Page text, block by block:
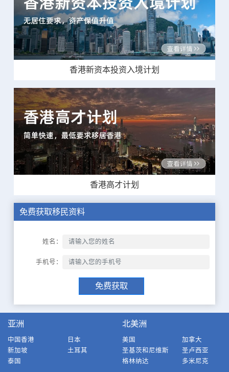
香港新资本投资入境计划
香港高才计划
免费获取移民资料
姓名：
手机号：
免费获取
亚洲
中国香港
日本
新加坡
土耳其
泰国
北美洲
美国
加拿大
圣基茨和尼维斯
圣卢西亚
格林纳达
多米尼克